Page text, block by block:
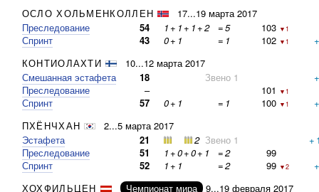
ОСЛО ХОЛЬМЕНКОЛЛЕН
17...19 марта 2017
Преследование
54 1+ 1+ 1+2 =5 103 ▼1
Спринт 43 0+ 1 = 1 102 ▼1
+
КОНТИОЛАХТИ
10...12 марта 2017
Смешанная эстафета
18 Звено 1
+
Преследование
– 101 ▼1
Спринт 57 0+ 1 = 1 100 ▼1
+
ПХЁНЧХАН
2...5 марта 2017
Эстафета
21 2 Звено 1 +
Преследование
51 1+0+0+ 1 =2
99
Спринт
52 1+ 1 =2 99 ▼2
+
ХОХФИЛЬЦЕН
Чемпионат мира 9...19 февраля 2017